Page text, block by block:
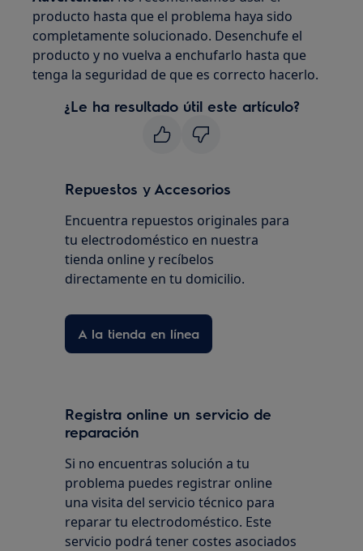
producto hasta que el problema haya sido
completamente solucionado. Desenchufe el
producto y no vuelva a enchufarlo hasta que
tenga la seguridad de que es correcto hacerlo.
¿Le ha resultado útil este artículo?
Repuestos y Accesorios
Encuentra repuestos originales para
tu electrodoméstico en nuestra
tienda online y recíbelos
directamente en tu domicilio.
A la tienda en línea
Registra online un servicio de
reparación
Si no encuentras solución a tu
problema puedes registrar online
una visita del servicio técnico para
reparar tu electrodoméstico. Este
servicio podrá tener costes asociados